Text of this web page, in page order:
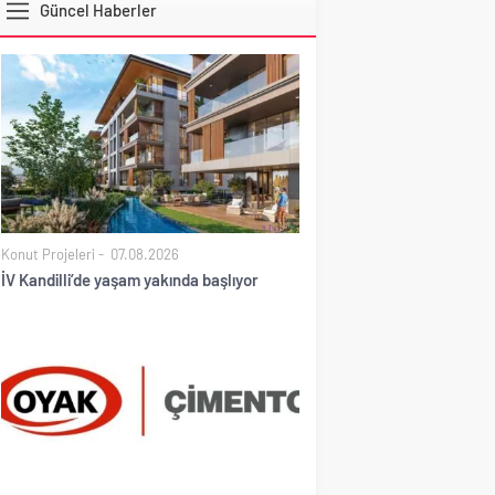
Güncel Haberler
Konut Projeleri 07.08.2026
İV Kandilli’de yaşam yakında başlıyor